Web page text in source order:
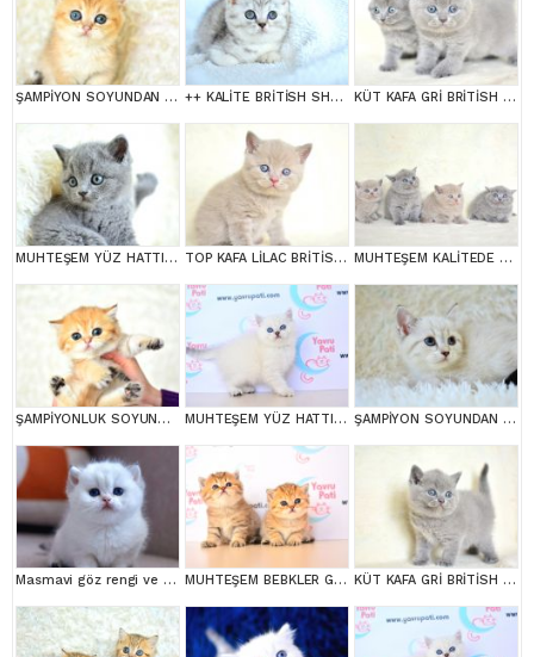
ŞAMPİYON SOYUNDAN NY11 GOLDEN BRİTİSH SHORTHAİR ++ KALİTE BRİTİSH SHORTHAİR KÜT KAFA GRİ BRİTİSH SHORTHAİR YAVRULARIMIZ
MUHTEŞEM YÜZ HATTINA SAHİP GRİ BRİTİSH SHORTHAİR YAVRUMUZ TOP KAFA LİLAC BRİTİSH SHORTHAİR YAVRULARIMIZ MUHTEŞEM KALİTEDE BRİTİSH SHORTHAİR YAVRULARIMIZ
ŞAMPİYONLUK SOYUNDAN NY11 GOLDEN BRİTİSH SHORTHAİR MUHTEŞEM YÜZ HATTI SİLVER BRİTİSH SHORTHAİRNS1133 ŞAMPİYON SOYUNDAN LYNX BRİTİSH SHORTHAİR
Masmavi göz rengi ve Bem beyaz tüyleri ile Silver British Shortair MUHTEŞEM BEBKLER GOLDEN BRİTİSH SHORTHAİR KÜT KAFA GRİ BRİTİSH SHORTHAİR